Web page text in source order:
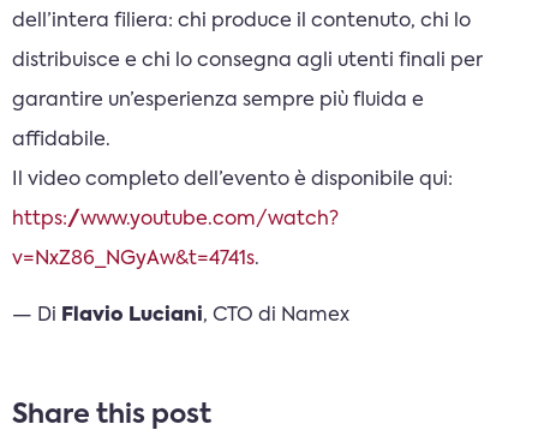
dell’intera filiera: chi produce il contenuto, chi lo
distribuisce e chi lo consegna agli utenti finali per
garantire un’esperienza sempre più fluida e
affidabile.
Il video completo dell’evento è disponibile qui:
https://www.youtube.com/watch?
v=NxZ86_NGyAw&t=4741s.
— Di Flavio Luciani, CTO di Namex
Share this post